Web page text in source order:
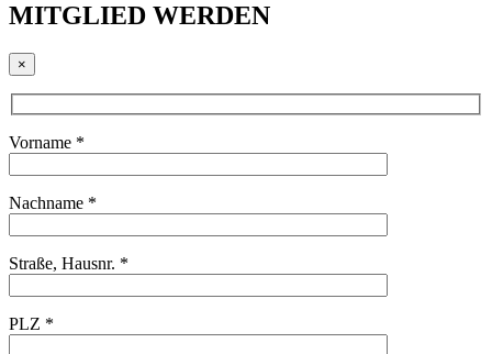
MITGLIED WERDEN
×
Vorname *
Nachname *
Straße, Hausnr. *
PLZ *